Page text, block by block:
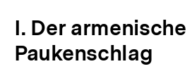
I. Der armenische
Paukenschlag